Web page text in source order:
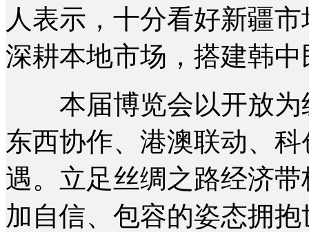
人表示，十分看好新疆
深耕本地市场，搭建韩
本届博览会以开放为
东西协作、港澳联动、
遇。立足丝绸之路经济
加自信、包容的姿态拥